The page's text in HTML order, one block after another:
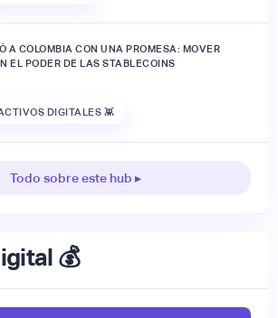
A COLOMBIA CON UNA PROMESA: MOVER
EL PODER DE LAS STABLECOINS
DIGITALES 👾
Todo sobre este hub ▸
💰